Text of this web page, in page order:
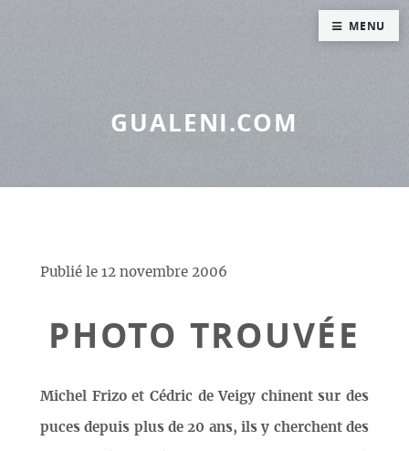
GUALENI.COM
Publié le 12 novembre 2006
PHOTO TROUVÉE
Michel Frizo et Cédric de Veigy chinent sur des
puces depuis plus de 20 ans, ils y cherchent des
MENU